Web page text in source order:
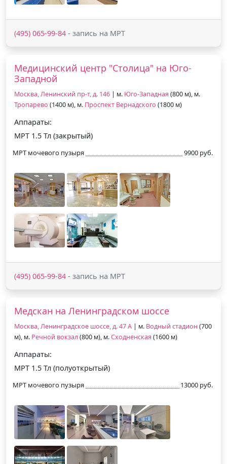
(495) 065-99-84 - запись на МРТ
Медицинский центр "Столица" на Юго-
Западной
Москва, Ленинский пр-т, д. 146 | м. Юго-Западная (800 м), м.
Тропарево (1400 м), м. Проспект Вернадского (1800 м)
Аппараты:
МРТ 1.5 Тл (закрытый)
МРТ мочевого пузыря 9900 руб.
(495) 065-99-84 - запись на МРТ
Медскан на Ленинградском шоссе
Москва, Ленинградское шоссе, д. 47 А | м. Водный стадион (700
м), м. Речной вокзал(800 м), м.Сходненская (1600 м)
Аппараты:
МРТ 1.5 Тл (полуоткрытый)
МРТ мочевого пузыря 13000 руб.